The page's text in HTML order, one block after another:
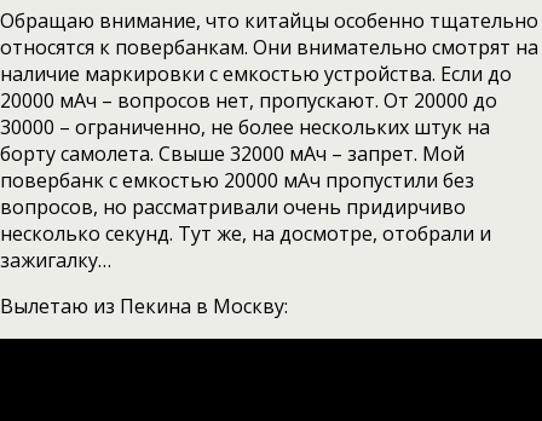
Обращаю внимание, что китайцы особенно тщательно
относятся к повербанкам. Они внимательно смотрят на
наличие маркировки с емкостью устройства. Если до
20000 мАч – вопросов нет, пропускают. От 20000 до
30000 – ограниченно, не более нескольких штук на
борту самолета. Свыше 32000 мАч – запрет. Мой
повербанк с емкостью 20000 мАч пропустили без
вопросов, но рассматривали очень придирчиво
несколько секунд. Тут же, на досмотре, отобрали и
зажигалку…
Вылетаю из Пекина в Москву: